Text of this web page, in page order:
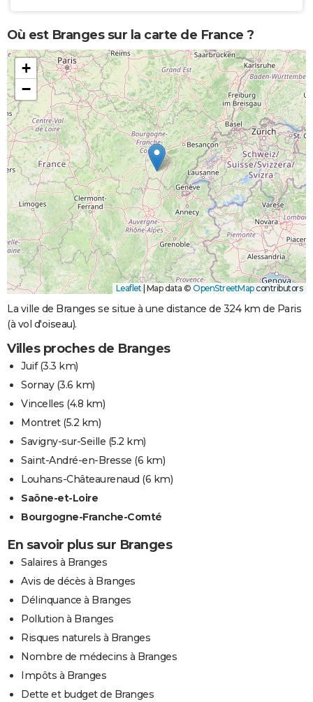
Où est Branges sur la carte de France ?
+
−
Leaflet|Map data © OpenStreetMapcontributors
La ville de Branges se situe à une distance de 324 km de Paris
(à vol d'oiseau).
Villes proches de Branges
Juif(3.3 km)
Sornay(3.6 km)
Vincelles (4.8 km)
Montret(5.2 km)
Savigny-sur-Seille (5.2 km)
Saint-André-en-Bresse (6 km)
Louhans-Châteaurenaud (6 km)
Saône-et-Loire
Bourgogne-Franche-Comté
En savoir plus sur Branges
Salaires à Branges
Avis de décès à Branges
Délinquance à Branges
Pollution à Branges
Risques naturels à Branges
Nombre de médecins à Branges
Impôts à Branges
Dette et budget de Branges